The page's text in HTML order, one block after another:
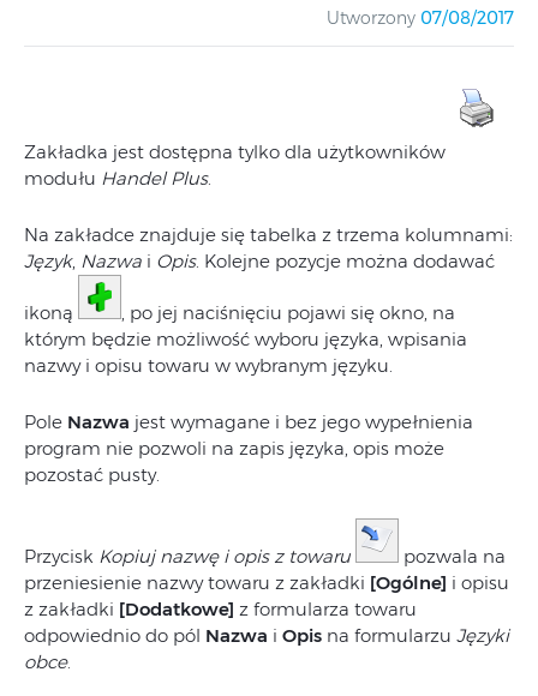
Utworzony 07/08/2017
Zakładka jest dostępna tylko dla użytkowników
modułu Handel Plus.
Na zakładce znajduje się tabelka z trzema kolumnami:
Język, Nazwa i Opis. Kolejne pozycje można dodawać
ikoną
, po jej naciśnięciu pojawi się okno, na
którym będzie możliwość wyboru języka, wpisania
nazwy i opisu towaru w wybranym języku.
Pole Nazwa jest wymagane i bez jego wypełnienia
program nie pozwoli na zapis języka, opis może
pozostać pusty.
Przycisk Kopiuj nazwę i opis z towaru
pozwala na
przeniesienie nazwy towaru z zakładki [Ogólne] i opisu
z zakładki [Dodatkowe] z formularza towaru
odpowiednio do pól Nazwa i Opis na formularzu Języki
obce.